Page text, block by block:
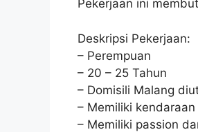
Pekerjaan ini
Deskripsi Pekerjaan:
– Perempuan
– 20 – 25 Tahun
– Domisili Malang
– Memiliki
– Memiliki passion